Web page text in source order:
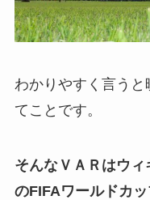
わかりやすく言う
てことです。
そんなＶＡＲはウィ
のFIFAワールドカ